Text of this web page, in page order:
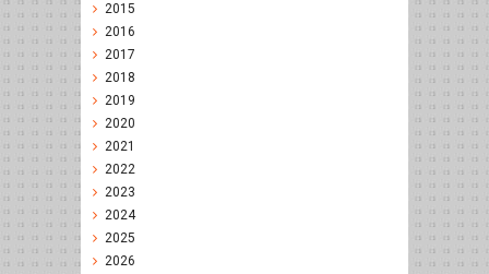
2015
2016
2017
2018
2019
2020
2021
2022
2023
2024
2025
2026